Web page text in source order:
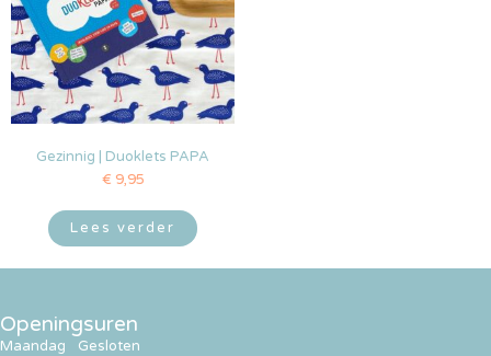
Gezinnig | Duoklets PAPA
€ 9,95
Lees verder
Openingsuren
Maandag
Gesloten